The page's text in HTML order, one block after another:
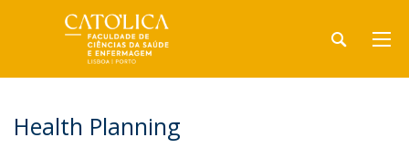
Health Planning